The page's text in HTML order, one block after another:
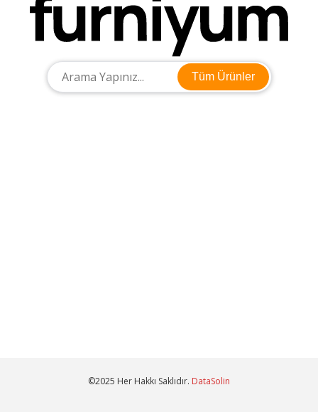
Tüm Ürünler
©2025 Her Hakkı Saklıdır. DataSolin